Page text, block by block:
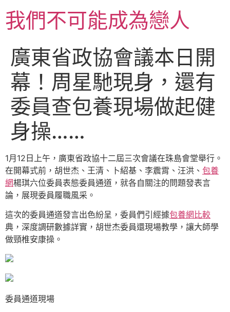
至
主我們不可能成為戀人
廣東省政協會議本日開
幕！周星馳現身，還有
委員查包養現場做起健
身操……
1月12日上午，廣東省政協十二屆三次會議在珠島會堂舉行。
在開幕式前，胡世杰、王清、卜紹基、李震霄、汪洪、 包養
網楊琪六位委員表態委員通道，就各自關注的問題發表言
論，展現委員履職風采。
這次的委員通道發言出色紛呈，委員們引經據包養網比較
典，深度調研數據詳實，胡世杰委員還現場教學，讓大師學
做頸椎安康操。
委員通道現場